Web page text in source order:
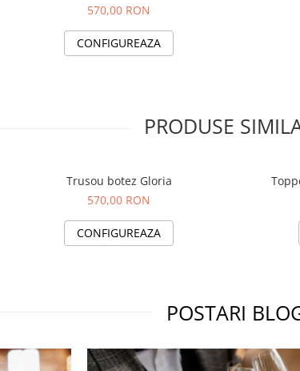
570,00 RON
CONFIGUREAZA
PRODUSE
Trusou botez Gloria
570,00 RON
CONFIGUREAZA
POSTARI